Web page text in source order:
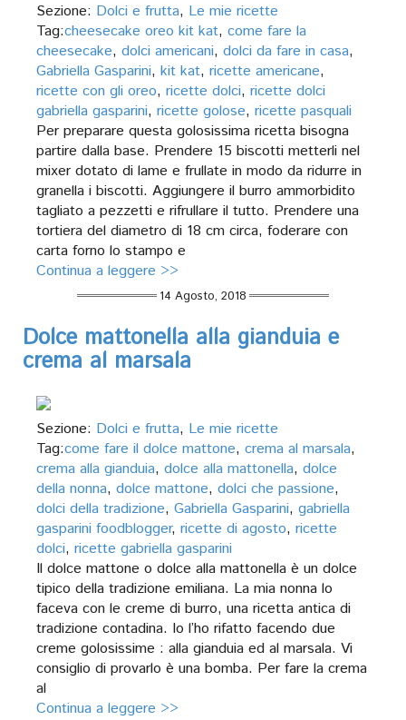
Sezione: Dolci e frutta, Le mie ricette
Tag:cheesecake oreo kit kat, come fare la
cheesecake, dolci americani, dolci da fare in casa,
Gabriella Gasparini, kit kat, ricette americane,
ricette con gli oreo, ricette dolci, ricette dolci
gabriella gasparini, ricette golose, ricette pasquali
Per preparare questa golosissima ricetta bisogna
partire dalla base. Prendere 15 biscotti metterli nel
mixer dotato di lame e frullate in modo da ridurre in
granella i biscotti. Aggiungere il burro ammorbidito
tagliato a pezzetti e rifrullare il tutto. Prendere una
tortiera del diametro di 18 cm circa, foderare con
carta forno lo stampo e
Continua a leggere >>
14 Agosto, 2018
Dolce mattonella alla gianduia e
crema al marsala
Sezione: Dolci e frutta, Le mie ricette
Tag:come fare il dolce mattone, crema al marsala,
crema alla gianduia, dolce alla mattonella, dolce
della nonna, dolce mattone, dolci che passione,
dolci della tradizione, Gabriella Gasparini, gabriella
gasparini foodblogger, ricette di agosto, ricette
dolci, ricette gabriella gasparini
Il dolce mattone o dolce alla mattonella è un dolce
tipico della tradizione emiliana. La mia nonna lo
faceva con le creme di burro, una ricetta antica di
tradizione contadina. Io l’ho rifatto facendo due
creme golosissime : alla gianduia ed al marsala. Vi
consiglio di provarlo è una bomba. Per fare la crema
al
Continua a leggere >>